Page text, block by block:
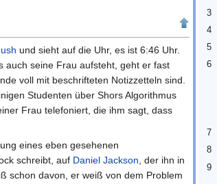
3
4
5
6
7
8
9
und sieht auf die Uhr, es ist 6:46 Uhr.
auch seine Frau aufsteht, geht er fast
voll mit beschrifteten Notizzetteln sind.
Studenten über Shors Algorithmus
Frau telefoniert, die ihm sagt, dass
eines eben gesehenen
schreibt, auf Daniel Jackson, der ihn in
schon davon, er weiß von dem Problem